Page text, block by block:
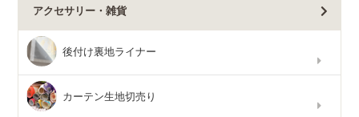
アクセサリー・雑貨
後付け裏地ライナー
カーテン生地切売り